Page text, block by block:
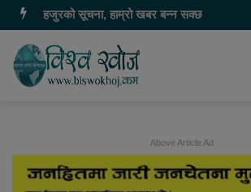
यहाँ बिज्ञापन गर्नु परेमा ९८६८५५५७८० मा सम्पर्क
Above Article Ad